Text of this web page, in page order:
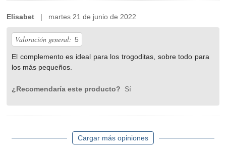
Elisabet | martes 21 de junio de 2022
Valoración general: 5
El complemento es ideal para los trogoditas, sobre todo para
los más pequeños.
¿Recomendaría este producto? Sí
Cargar más opiniones